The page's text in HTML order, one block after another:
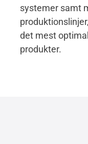
systemer samt
det mest
produkter.